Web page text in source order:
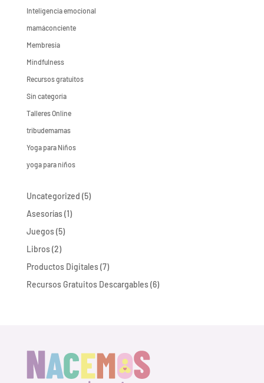
Inteligencia emocional
mamáconciente
Membresia
Mindfulness
Recursos gratuitos
Sin categoría
Talleres Online
tribudemamas
Yoga para Niños
yoga para niños
Uncategorized 55
Asesorías 11
Juegos 55
Libros 22
productos
Productos Digitales 77
productos
Recursos Gratuitos Descargables 66